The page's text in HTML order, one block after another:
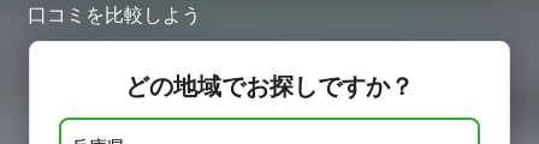
口コミを比較しよう
どの地域でお探しですか？